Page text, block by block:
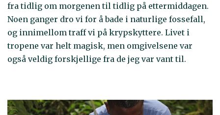
fra tidlig om morgenen til tidlig på ettermiddagen.
Noen ganger dro vi for å bade i naturlige fossefall,
og innimellom traff vi på krypskyttere. Livet i
tropene var helt magisk, men omgivelsene var
også veldig forskjellige fra de jeg var vant til.